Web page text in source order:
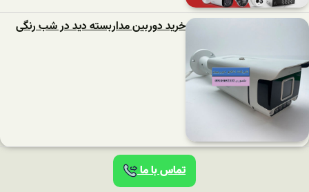
خرید دوربین مداربسته دید در شب رنگی
تماس با ما